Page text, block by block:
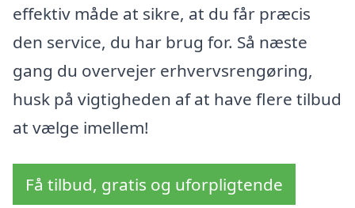
effektiv måde at sikre, at du får præcis
den service, du har brug for. Så næste
gang du overvejer erhvervsrengøring,
husk på vigtigheden af at have flere tilbud
at vælge imellem!
Få tilbud, gratis og uforpligtende